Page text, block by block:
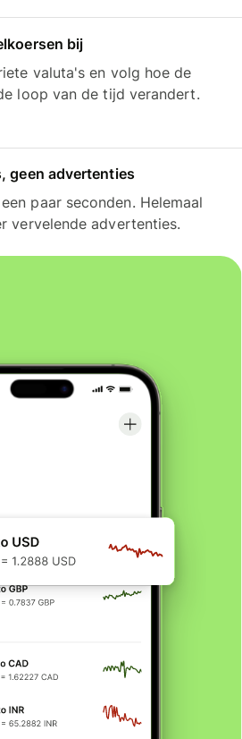
bij
valuta's en volg hoe de
loop van de tijd verandert.
geen advertenties
paar seconden. Helemaal
vervelende advertenties.